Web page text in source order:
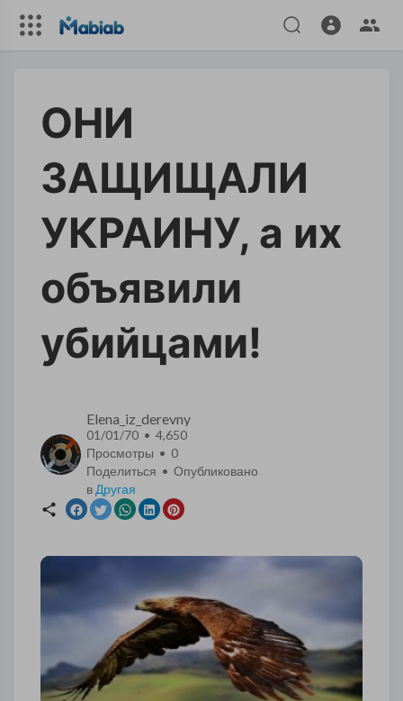
ОНИ
ЗАЩИЩАЛИ
УКРАИНУ, а их
объявили
убийцами!
Elena_iz_derevny
01/01/70 • 4,650
Просмотры • 0
Поделиться • Опубликовано
в Другая